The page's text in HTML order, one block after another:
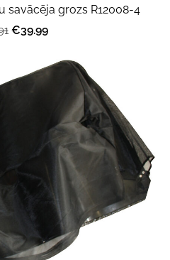
savācēja grozs R12008-4
€39.99